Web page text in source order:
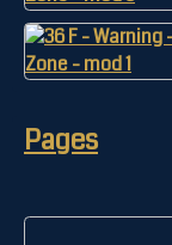
Pages